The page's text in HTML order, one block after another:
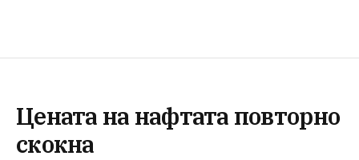
Цената на нафтата повторно
скокна